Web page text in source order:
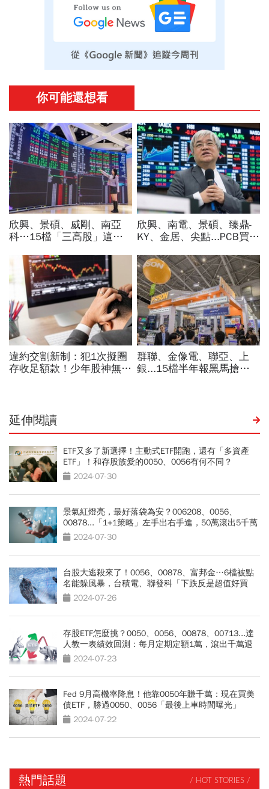
延伸閱讀
ETF又多了新選擇！主動式ETF開跑，還有「多資產
ETF」！和存股族愛的0050、0056有何不同？
2024-07-30
景氣紅燈亮，最好落袋為安？006208、0056、
00878...「1+1策略」左手出右手進，50萬滾出5千萬
2024-07-30
台股大逃殺來了！0056、00878、富邦金…6檔被點
名能躲風暴，台積電、聯發科「下跌反是超值好買
點」？
2024-07-26
存股ETF怎麼挑？0050、0056、00878、00713...達
人教一表績效回測：每月定期定額1萬，滾出千萬退
休金2024-07-23
Fed 9月高機率降息！他靠0050年賺千萬：現在買美
債ETF，勝過0050、0056「最後上車時間曝光」
2024-07-22
熱門話題 / HOT STORIES /